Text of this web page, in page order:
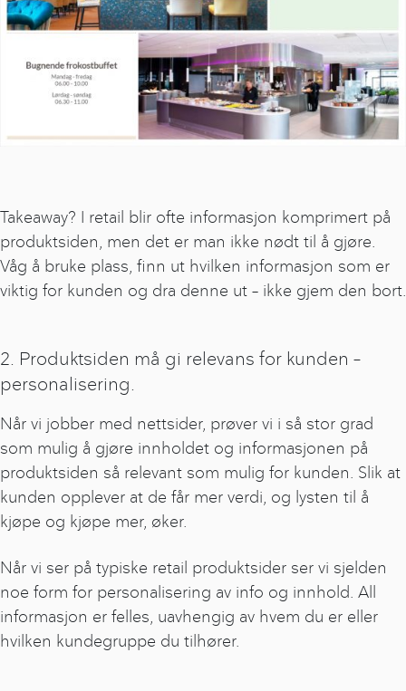
Takeaway? I retail blir ofte informasjon komprimert på
produktsiden, men det er man ikke nødt til å gjøre.
Våg å bruke plass, finn ut hvilken informasjon som er
viktig for kunden og dra denne ut – ikke gjem den bort.
2. Produktsiden må gi relevans for kunden –
personalisering.
Når vi jobber med nettsider, prøver vi i så stor grad
som mulig å gjøre innholdet og informasjonen på
produktsiden så relevant som mulig for kunden. Slik at
kunden opplever at de får mer verdi, og lysten til å
kjøpe og kjøpe mer, øker.
Når vi ser på typiske retail produktsider ser vi sjelden
noe form for personalisering av info og innhold. All
informasjon er felles, uavhengig av hvem du er eller
hvilken kundegruppe du tilhører.